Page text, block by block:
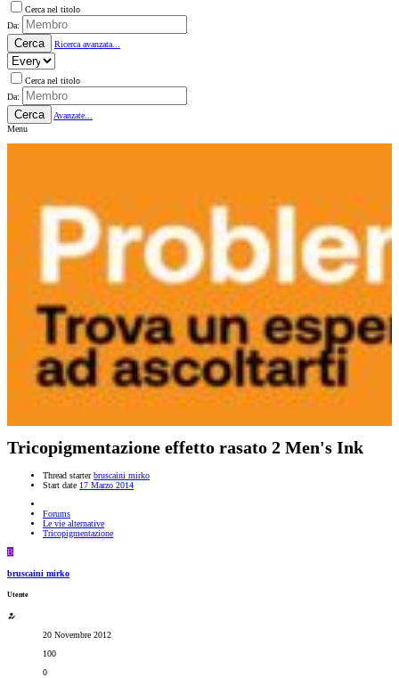
Cerca nel titolo
Da:
Cerca Ricerca avanzata...
Cerca nel titolo
Da:
Cerca
Avanzate...
Menu
Tricopigmentazione effetto rasato 2 Men's Ink
Thread starter bruscaini mirko
Start date 17 Marzo 2014
Forums
Le vie alternative
Tricopigmentazione
B
bruscaini mirko
Utente
20 Novembre 2012
100
0